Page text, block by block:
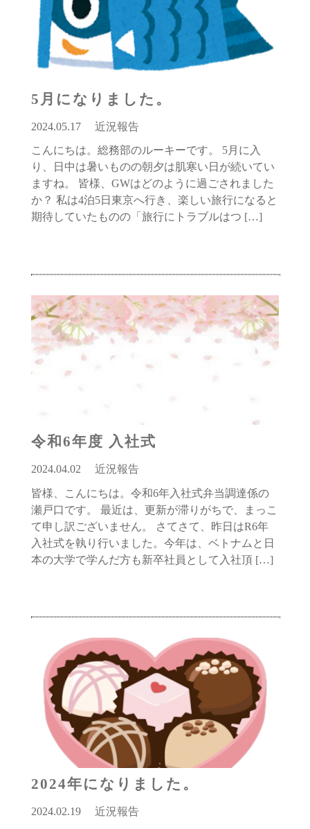
5月になりました。
2024.05.17 近況報告
こんにちは。総務部のルーキーです。 5月に入
り、日中は暑いものの朝夕は肌寒い日が続いてい
ますね。 皆様、GWはどのように過ごされました
か？ 私は4泊5日東京へ行き、楽しい旅行になると
期待していたものの「旅行にトラブルはつ […]
令和6年度 入社式
2024.04.02 近況報告
皆様、こんにちは。令和6年入社式弁当調達係の
瀬戸口です。 最近は、更新が滞りがちで、まっこ
て申し訳ございません。 さてさて、昨日はR6年
入社式を執り行いました。今年は、ベトナムと日
本の大学で学んだ方も新卒社員として入社頂 […]
2024年になりました。
2024.02.19 近況報告